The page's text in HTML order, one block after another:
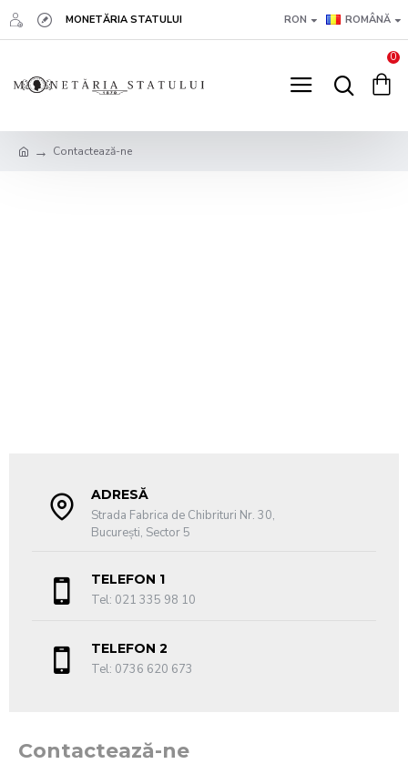
MONETĂRIA STATULUI RON ROMÂNĂ
0
Contactează-ne
ADRESĂ
Strada Fabrica de Chibrituri Nr. 30,
București, Sector 5
TELEFON 1
Tel: 021 335 98 10
TELEFON 2
Tel: 0736 620 673
Contactează-ne